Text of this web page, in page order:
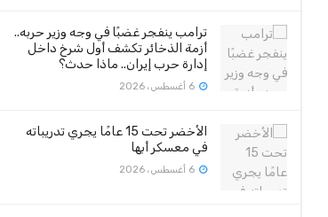
ترامب ينفجر غضبًا في وجه وزير حربه..
أزمة الذخائر تكشف أول شرخ داخل
إدارة حرب إيران.. ماذا حدث؟
الأخضر تحت 15 عامًا يجري تدريباته
في معسكر أبها